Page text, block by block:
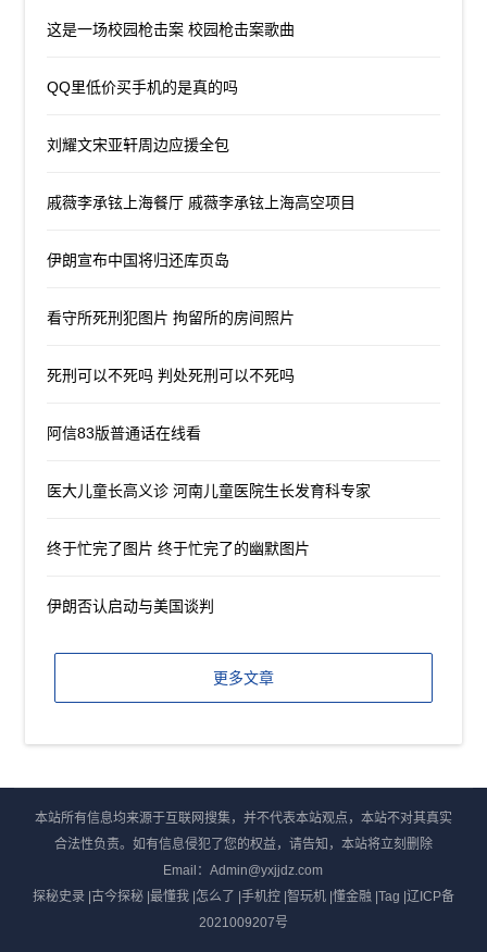
这是一场校园枪击案 校园枪击案歌曲
QQ里低价买手机的是真的吗
刘耀文宋亚轩周边应援全包
戚薇李承铉上海餐厅 戚薇李承铉上海高空项目
伊朗宣布中国将归还库页岛
看守所死刑犯图片 拘留所的房间照片
死刑可以不死吗 判处死刑可以不死吗
阿信83版普通话在线看
医大儿童长高义诊 河南儿童医院生长发育科专家
终于忙完了图片 终于忙完了的幽默图片
伊朗否认启动与美国谈判
更多文章
本站所有信息均来源于互联网搜集，并不代表本站观点，本站不对其真实
合法性负责。如有信息侵犯了您的权益，请告知，本站将立刻删除
Email：Admin@yxjjdz.com
探秘史录|古今探秘|最懂我|怎么了 |手机控|智玩机|懂金融 |Tag |辽ICP备
2021009207号